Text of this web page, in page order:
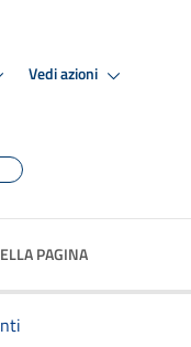
Vedi azioni
PAGINA